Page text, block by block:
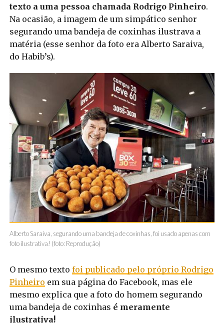
texto a uma pessoa chamada Rodrigo Pinheiro.
Na ocasião, a imagem de um simpático senhor
segurando uma bandeja de coxinhas ilustrava a
matéria (esse senhor da foto era Alberto Saraiva,
do Habib’s).
Alberto Saraiva, segurando uma bandeja de coxinhas, foi usado apenas com
foto ilustrativa! (foto: Reprodução)
O mesmo texto foi publicado pelo próprio Rodrigo
Pinheiro em sua página do Facebook, mas ele
mesmo explica que a foto do homem segurando
uma bandeja de coxinhas é meramente
ilustrativa!